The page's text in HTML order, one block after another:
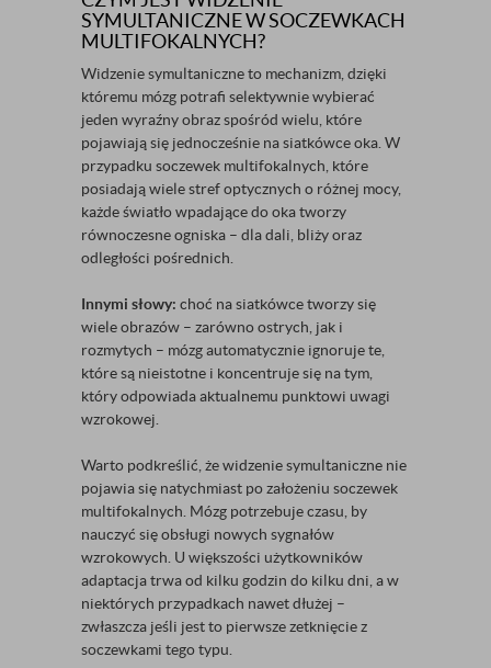
SYMULTANICZNE W SOCZEWKACH
MULTIFOKALNYCH?
Widzenie symultaniczne to mechanizm, dzięki
któremu mózg potrafi selektywnie wybierać
jeden wyraźny obraz spośród wielu, które
pojawiają się jednocześnie na siatkówce oka. W
przypadku soczewek multifokalnych, które
posiadają wiele stref optycznych o różnej mocy,
każde światło wpadające do oka tworzy
równoczesne ogniska – dla dali, bliży oraz
odległości pośrednich.
Innymi słowy: choć na siatkówce tworzy się
wiele obrazów – zarówno ostrych, jak i
rozmytych – mózg automatycznie ignoruje te,
które są nieistotne i koncentruje się na tym,
który odpowiada aktualnemu punktowi uwagi
wzrokowej.
Warto podkreślić, że widzenie symultaniczne nie
pojawia się natychmiast po założeniu soczewek
multifokalnych. Mózg potrzebuje czasu, by
nauczyć się obsługi nowych sygnałów
wzrokowych. U większości użytkowników
adaptacja trwa od kilku godzin do kilku dni, a w
niektórych przypadkach nawet dłużej –
zwłaszcza jeśli jest to pierwsze zetknięcie z
soczewkami tego typu.